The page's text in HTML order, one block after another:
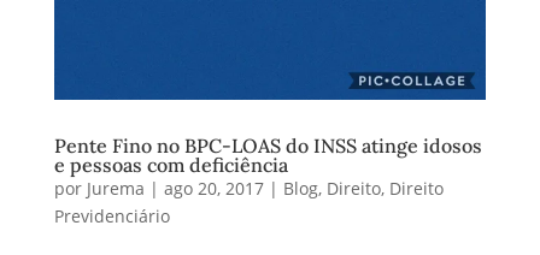
Pente Fino no BPC-LOAS do INSS atinge idosos
e pessoas com deficiência
por Jurema | ago 20, 2017| Blog, Direito, Direito
Previdenciário